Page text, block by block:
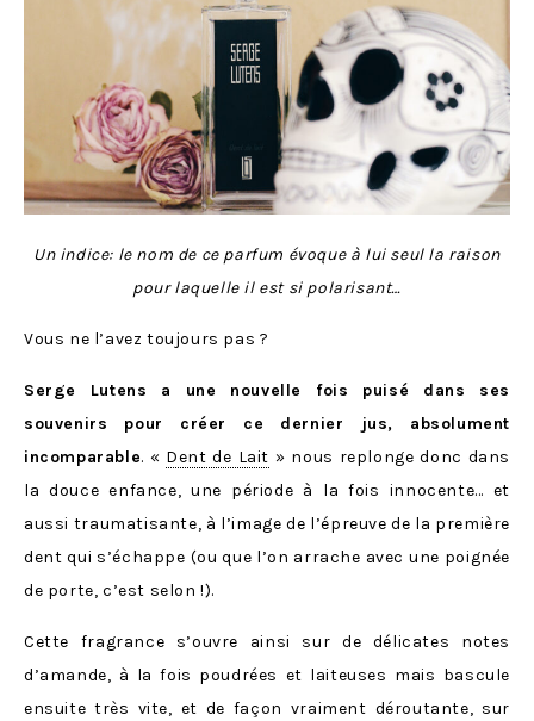
Un indice: le nom de ce parfum évoque à lui seul la raison
pour laquelle il est si polarisant…
Vous ne l’avez toujours pas ?
Serge Lutens a une nouvelle fois puisé dans ses
souvenirs pour créer ce dernier jus, absolument
incomparable. « Dent de Lait » nous replonge donc dans
la douce enfance, une période à la fois innocente… et
aussi traumatisante, à l’image de l’épreuve de la première
dent qui s’échappe (ou que l’on arrache avec une poignée
de porte, c’est selon !).
Cette fragrance s’ouvre ainsi sur de délicates notes
d’amande, à la fois poudrées et laiteuses mais bascule
ensuite très vite, et de façon vraiment déroutante, sur